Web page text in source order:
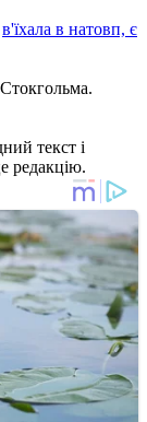
в'їхала в натовп, є
текст і
редакцію.